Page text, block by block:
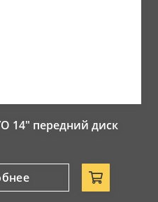
14" передний диск